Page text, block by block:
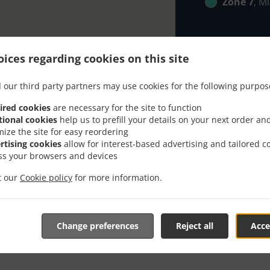
regarding cookies on this site
our third party partners may use cookies for the following
cookies are necessary for the site to function
cookies help us to prefill your details on your next order
the site for easy reordering
cookies allow for interest-based advertising and tailored
your browsers and devices
our Cookie policy for more information.
Reject all
Change preferences
Sa Dostavom U
u Железник i sa zadovoljstvom će mo preuzeti vašu
jelovnik i pošaljite nam porudžbinu kada budete
porudžbinu i pošaljemo potvrdu prijema sa